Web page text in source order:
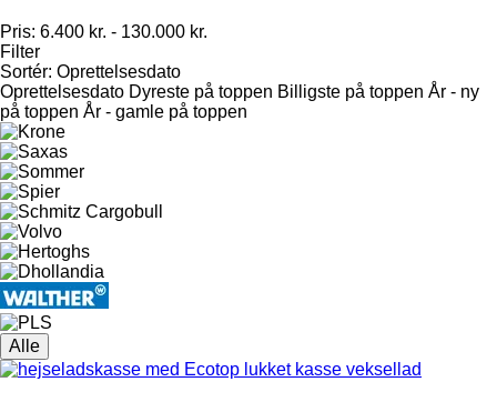
Pris: 6.400 kr. - 130.000 kr.
Filter
Sortér: Oprettelsesdato
Oprettelsesdato Dyreste på toppen Billigste på toppen År - ny
på toppen År - gamle på toppen
Alle